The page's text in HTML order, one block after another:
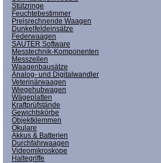
Stützringe
Feuchtebestimmer
Preisrechnende Waagen
Dunkelfeldeinsätze
Federwaagen
SAUTER Software
Messtechnik-Komponenten
Messzellen
Waagenbausätze
Analog- und Digitalwandler
Veterinärwaagen
Wiegehubwagen
Wägeplatten
Kraftprüfstände
Gewichtskörbe
Objektklemmen
Okulare
Akkus & Batterien
Durchfahrwaagen
Videomikroskope
Haltegriffe